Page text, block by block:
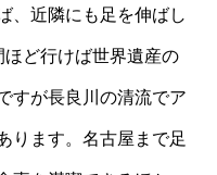
、近隣にも足を伸ばし
ど行けば世界遺産の
すが長良川の清流でア
ります。名古屋まで足